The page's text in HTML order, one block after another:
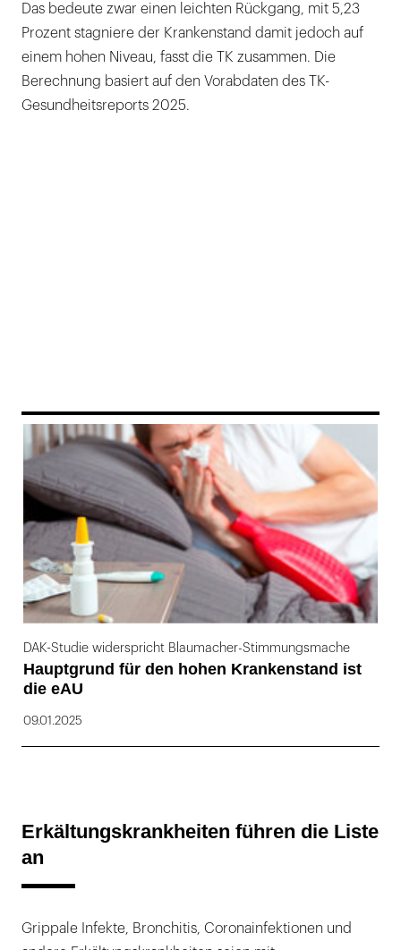
Das bedeute zwar einen leichten Rückgang, mit 5,23
Prozent stagniere der Krankenstand damit jedoch auf
einem hohen Niveau, fasst die TK zusammen. Die
Berechnung basiert auf den Vorabdaten des TK-
Gesundheitsreports 2025.
169
DAK-Studie widerspricht Blaumacher-Stimmungsmache
Hauptgrund für den hohen Krankenstand ist
die eAU
09.01.2025
Erkältungskrankheiten führen die Liste
an
Grippale Infekte, Bronchitis, Coronainfektionen und